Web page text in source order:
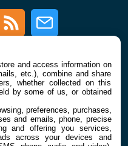
RSS Newsletter
rédaction
and access information on
etc.), combine and share
whether collected on this
by some of us, or obtained
preferences, purchases,
and emails, phone, precise
and offering you services,
across your devices and